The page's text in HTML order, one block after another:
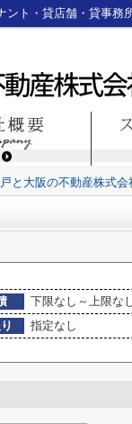
と大阪の不動産株式会
下限なし～上限な
指定なし